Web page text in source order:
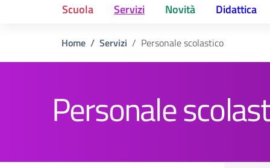
Scuola Servizi Novità Didattica
Home Servizi Personale scolastico
Personale